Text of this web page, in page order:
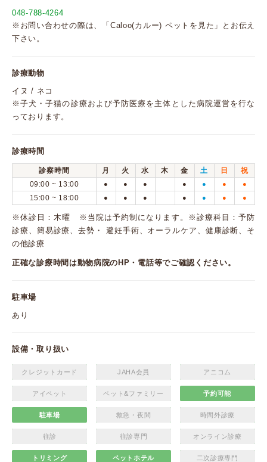
048-788-4264
※お問い合わせの際は、「Caloo(カルー) ペットを見た」とお伝え
下さい。
診療動物
イヌ / ネコ
※子犬・子猫の診療および予防医療を主体とした病院運営を行な
っております。
診療時間
診察時間 月 火 水 木 金 土 日
祝
09:00 ~ 13:00
● ● ● ● ● ● ●
15:00 ~ 18:00 ● ● ● ● ● ● ●
※休診日：木曜 ※当院は予約制になります。※診療科目：予防
診療、簡易診療、去勢・ 避妊手術、オーラルケア、健康診断、そ
の他診療
正確な診療時間は動物病院のHP・電話等でご確認ください。
駐車場
あり
設備・取り扱い
クレジットカード JAHA会員 アニコム
アイペット ペット&ファミリー 予約可能
駐車場 救急・夜間 時間外診療
往診 往診専門 オンライン診療
トリミング ペットホテル 二次診療専門